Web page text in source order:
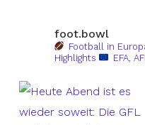
foot.bowl
Football in
Highlights
EFA,